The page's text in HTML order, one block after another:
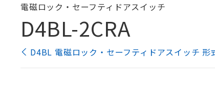
電磁ロック・セーフティドアスイッチ
D4BL-2CRA
D4BL 電磁ロック・セーフティドアスイッチ 形